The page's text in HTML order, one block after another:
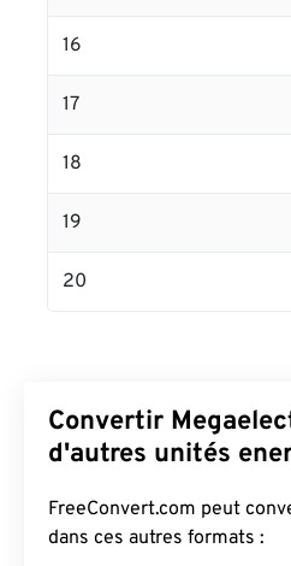
16
17
18
19
20
Convertir
d'autres unités
FreeConvert.com peut
dans ces autres formats :